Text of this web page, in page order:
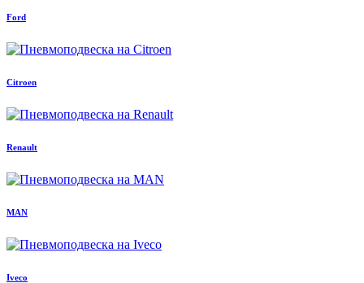
Ford
Citroen
Renault
MAN
Iveco